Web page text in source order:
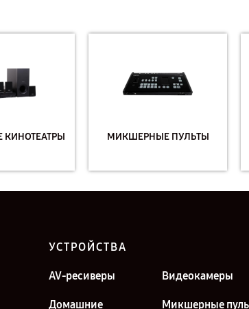
МИКШЕРНЫЕ ПУЛЬТЫ
УСТРОЙСТВА
AV-ресиверы Видеокамеры
Домашние Микшерные